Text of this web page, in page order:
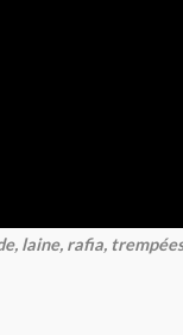
laine, rafia,